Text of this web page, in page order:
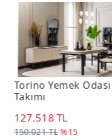
Torino Modern
Odası
166.063 TL
195.368 TL %15